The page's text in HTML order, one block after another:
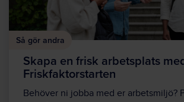
Så gör andra
Skapa en frisk arbetsplats
Friskfaktorstarten
Behöver ni jobba med er arbetsmiljö?